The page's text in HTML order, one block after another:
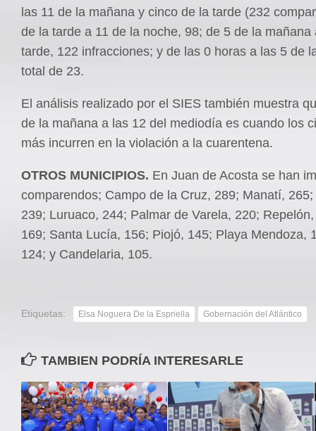
las 11 de la mañana y cinco de la tarde (232
de la tarde a 11 de la noche, 98; de 5 de la mañana
tarde, 122 infracciones; y de las 0 horas a las 5 de
total de 23.
El análisis realizado por el SIES también muestra
de la mañana a las 12 del mediodía es cuando los
más incurren en la violación a la cuarentena.
OTROS MUNICIPIOS. En Juan de Acosta se han
comparendos; Campo de la Cruz, 289; Manatí,
239; Luruaco, 244; Palmar de Varela, 220;
169; Santa Lucía, 156; Piojó, 145; Playa Mendoza,
124; y Candelaria, 105.
Etiquetas: Elsa Noguera De la Espriella Gobernación del Atlántico
TAMBIEN PODRÍA INTERESARLE